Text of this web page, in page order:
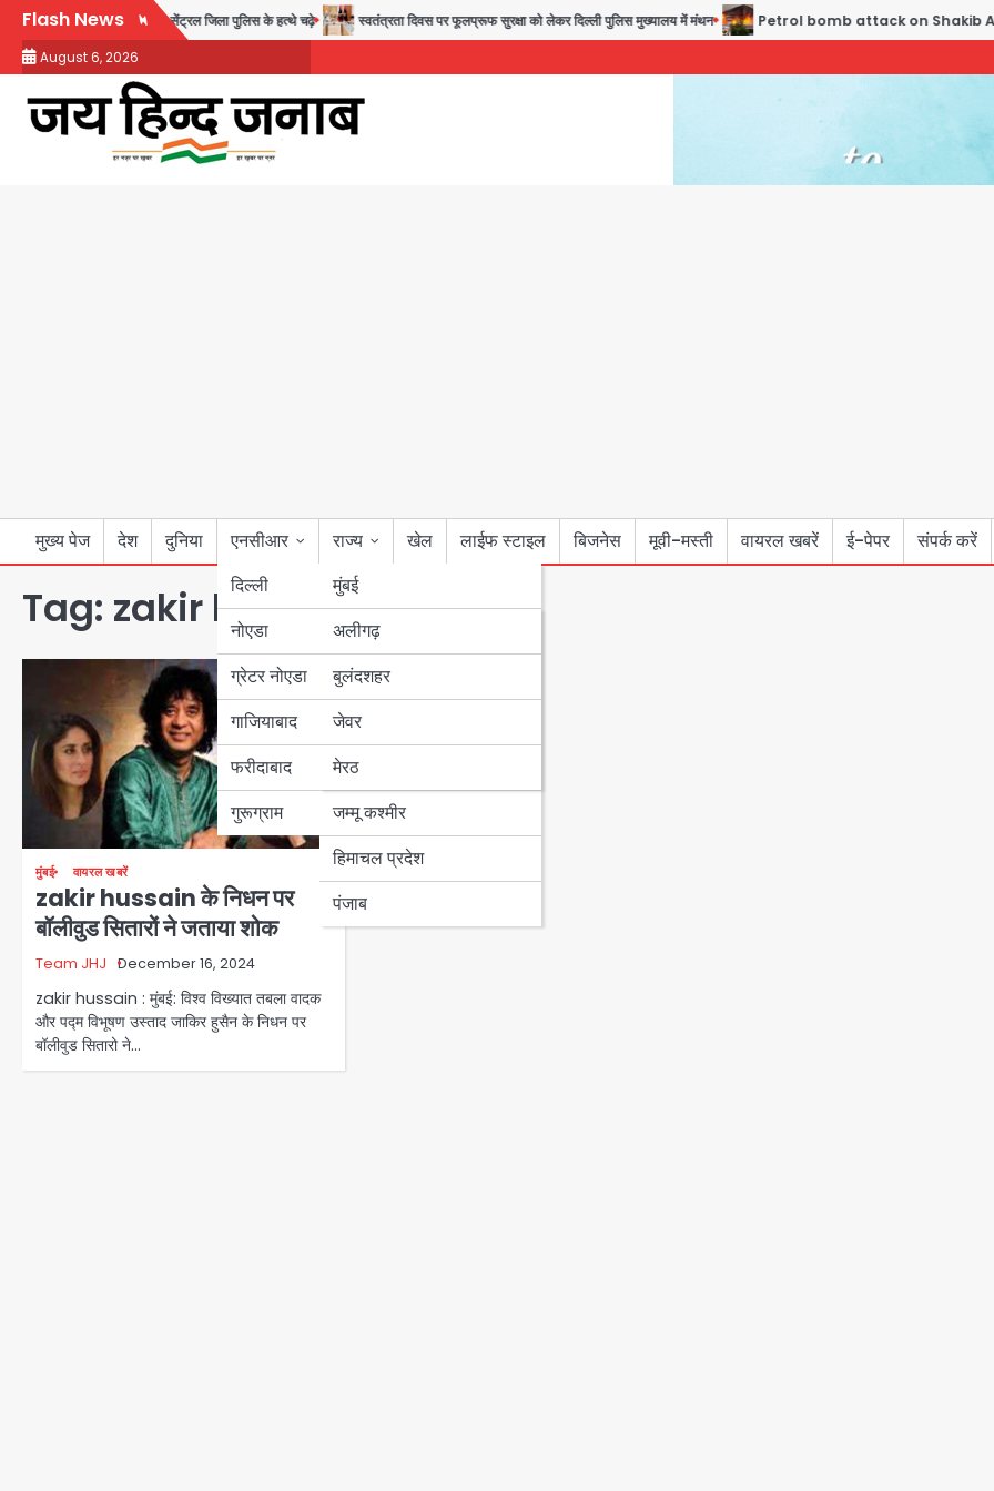
Skip
content
Flash News
वाले 11 बांग्लादेशी नागरिक सेंट्रल जिला पुलिस के हत्थे चढ़े स्वतंत्रता दिवस पर फूलप्रूफ सुरक्षा को लेकर दिल्ली पुलिस मुख्यालय में मंथन Petrol bomb attack on Shakib Al
August 6, 2026
मुख्य पेज देश दुनिया
एनसीआर
दिल्ली
नोएडा
ग्रेटर नोएडा
गाजियाबाद
फरीदाबाद
गुरूग्राम
राज्य
मुंबई
उत्तर प्रदेश
अलीगढ़
बुलंदशहर
जेवर
मेरठ
बिहार
पंजाब
हरियाणा
जम्मू कश्मीर
हिमाचल प्रदेश
पंजाब
खेल लाईफ स्टाइल बिजनेस मूवी-मस्ती वायरल खबरें ई-पेपर संपर्क करें
Tag: zakir hussain
मुंबई वायरल खबरें
zakir hussain के निधन पर
बॉलीवुड सितारों ने जताया शोक
Team JHJ December 16, 2024
zakir hussain : मुंबई: विश्व विख्यात तबला वादक
और पद्म विभूषण उस्ताद जाकिर हुसैन के निधन पर
बॉलीवुड सितारो ने…